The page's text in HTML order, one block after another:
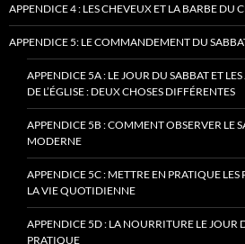
APPENDICE 4 : LES CHEVEUX ET LA BARBE DU
APPENDICE 5: LE COMMANDEMENT DU
APPENDICE 5A : LE JOUR DU SABBAT ET
DE L’ÉGLISE : DEUX CHOSES DIFFÉRENTES
APPENDICE 5B : COMMENT OBSERVER LE
MODERNE
APPENDICE 5C : METTRE EN PRATIQUE
LA VIE QUOTIDIENNE
APPENDICE 5D : LA NOURRITURE LE JOUR
PRATIQUE